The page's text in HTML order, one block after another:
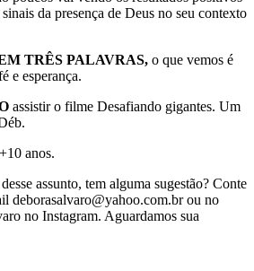
da presença de Deus no seu contexto
TRÊS PALAVRAS, o que vemos é
e esperança.
assistir o filme Desafiando gigantes. Um
anos.
assunto, tem alguma sugestão? Conte
deborasalvaro@yahoo.com.br ou no
no Instagram. Aguardamos sua